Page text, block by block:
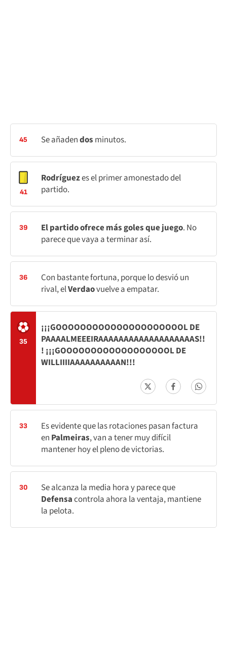
45 Se añadendos minutos.
41
Rodríguezes el primer amonestado del
partido.
39 El partido ofrece más goles que juego. No
parece que vaya a terminar así.
36
Con bastante fortuna, porque lo desvió un
rival, elVerdaovuelve a empatar.
35
¡¡¡GOOOOOOOOOOOOOOOOOOOOOL DE
PAAAALMEEEIRAAAAAAAAAAAAAAAAAAAS!!
! ¡¡¡GOOOOOOOOOOOOOOOOOOL DE
WILLIIIIAAAAAAAAAAN!!!
33
Es evidente que las rotaciones pasan factura
en Palmeiras, van a tener muy difícil
mantener hoy el pleno de victorias.
30
Se alcanza la media hora y parece que
Defensacontrola ahora la ventaja, mantiene
la pelota.